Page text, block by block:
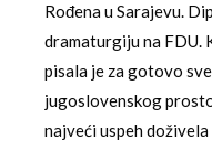
Rođena u Sarajevu.
dramaturgiju na FDU.
pisala je za gotovo
jugoslovenskog
najveći uspeh doživela